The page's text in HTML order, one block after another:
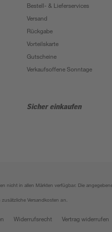
Bestell- & Lieferservices
Versand
Rückgabe
Vorteilskarte
Gutscheine
Verkaufsoffene Sonntage
Sicher einkaufen
nicht in allen Märkten verfügbar. Die
Versandkosten an.
Widerrufsrecht Vertrag widerrufen